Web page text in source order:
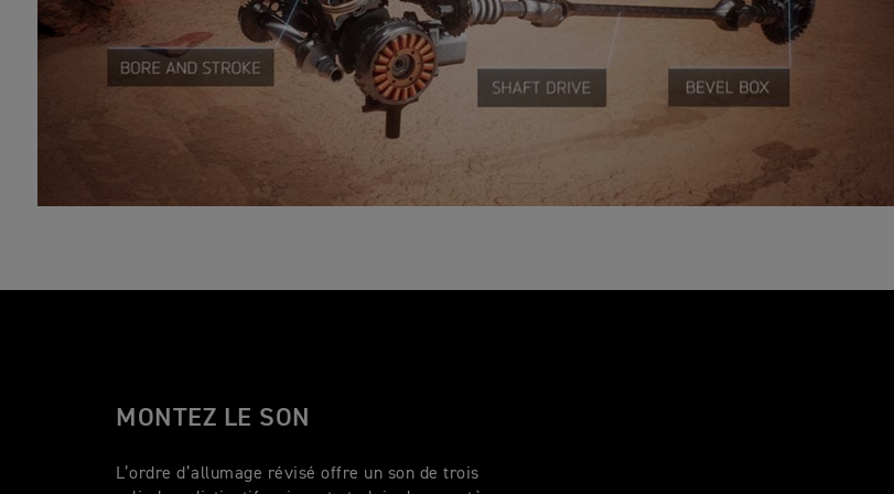
MONTEZ LE SON
L’ordre d’allumage révisé offre un son de trois